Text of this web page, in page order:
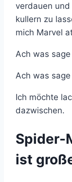
verdauen
kullern zu
mich Marvel
Ach was
Ach was
Ich möchte
dazwischen.
Spider-
ist